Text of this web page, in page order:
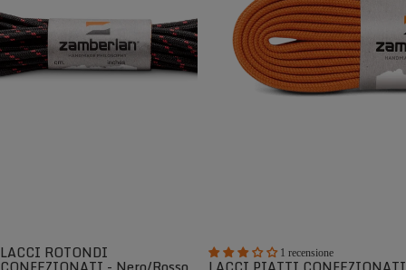
LACCI ROTONDI 1 recensione